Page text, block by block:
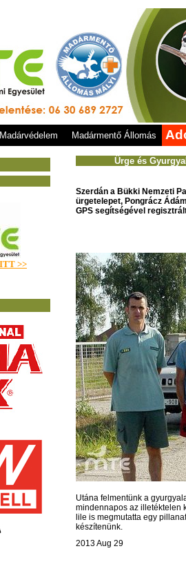
Madárvédelem Madármentő Állomás
Ürge és
Szerdán a Bükki Nemzeti
ürgetelepet, Pongrácz
GPS segítségével
Utána felmentünk a
mindennapos az illetéktelen
lile is megmutatta egy
készítenünk.
2013 Aug 29